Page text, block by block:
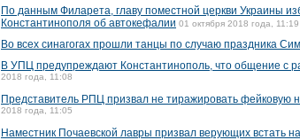
По данным Филарета, главу поместной церкви Украины
Константинополя об автокефалии 01 октября 2018 года, 11:19
Во всех синагогах прошли танцы по случаю праздника
В УПЦ предупреждают Константинополь, что общение с
2018 года, 11:08
Представитель РПЦ призвал не тиражировать фейковую
2018 года, 11:05
Наместник Почаевской лавры призвал верующих встать